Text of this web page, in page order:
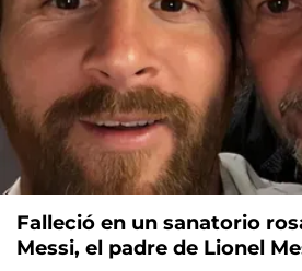
Falleció en un sanatorio
Messi, el padre de Lionel